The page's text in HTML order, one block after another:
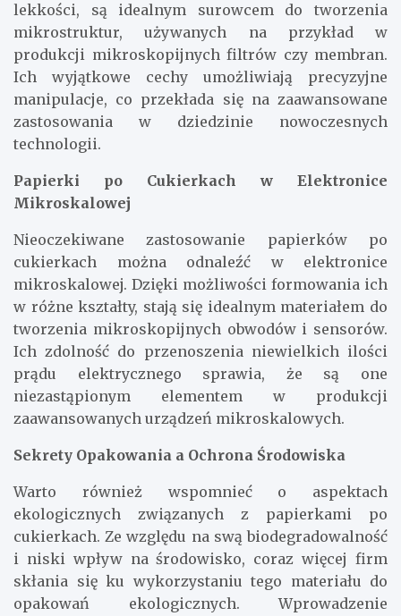
lekkości, są idealnym surowcem do tworzenia
mikrostruktur, używanych na przykład w
produkcji mikroskopijnych filtrów czy membran.
Ich wyjątkowe cechy umożliwiają precyzyjne
manipulacje, co przekłada się na zaawansowane
zastosowania w dziedzinie nowoczesnych
technologii.
Papierki po Cukierkach w Elektronice
Mikroskalowej
Nieoczekiwane zastosowanie papierków po
cukierkach można odnaleźć w elektronice
mikroskalowej. Dzięki możliwości formowania ich
w różne kształty, stają się idealnym materiałem do
tworzenia mikroskopijnych obwodów i sensorów.
Ich zdolność do przenoszenia niewielkich ilości
prądu elektrycznego sprawia, że są one
niezastąpionym elementem w produkcji
zaawansowanych urządzeń mikroskalowych.
Sekrety Opakowania a Ochrona Środowiska
Warto również wspomnieć o aspektach
ekologicznych związanych z papierkami po
cukierkach. Ze względu na swą biodegradowalność
i niski wpływ na środowisko, coraz więcej firm
skłania się ku wykorzystaniu tego materiału do
opakowań ekologicznych. Wprowadzenie